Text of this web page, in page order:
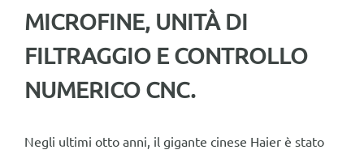
MICROFINE, UNITÀ DI
FILTRAGGIO E CONTROLLO
NUMERICO CNC.
Negli ultimi otto anni, il gigante cinese Haier è stato